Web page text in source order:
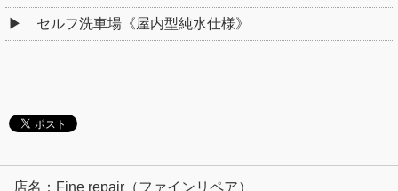
セルフ洗車場《屋内型純水仕様》
店名：Fine repair（ファインリペア）